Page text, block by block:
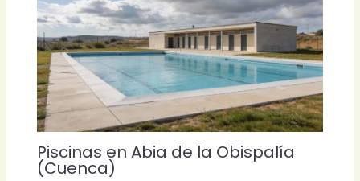
Piscinas en Abia de la Obispalía
(Cuenca)